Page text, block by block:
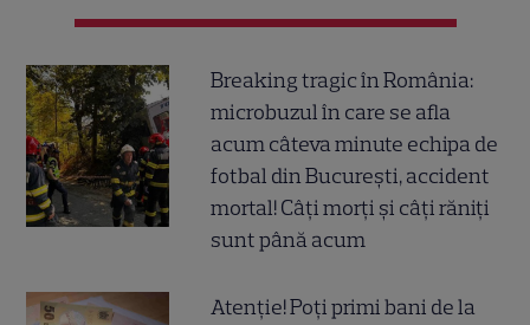
Breaking tragic în România:
microbuzul în care se afla
acum câteva minute echipa de
fotbal din București, accident
mortal! Câți morți și câți răniți
sunt până acum
Atenție! Poți primi bani de la